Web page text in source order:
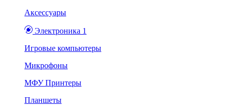
Аксессуары
Электроника 1
Игровые компьютеры
Микрофоны
МФУ Принтеры
Планшеты